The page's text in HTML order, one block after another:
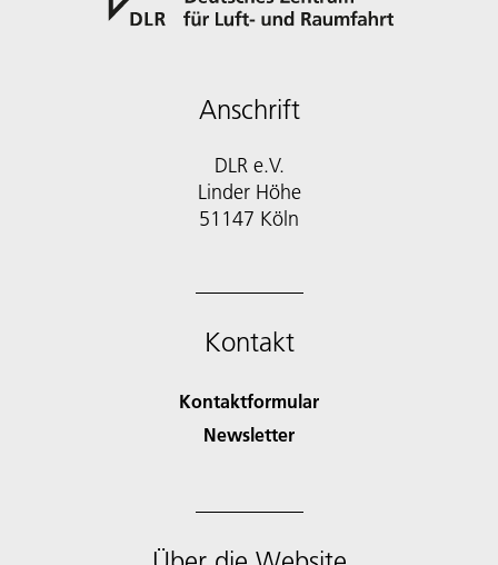
Anschrift
DLR e.V.
Linder Höhe
51147 Köln
Kontakt
Kontaktformular
Newsletter